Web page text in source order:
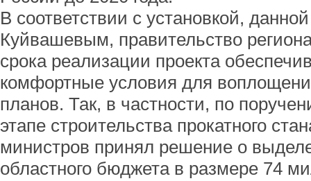
В соответствии с установкой,
Куйвашевым, правительство
срока реализации проекта
комфортные условия для
планов. Так, в частности, по
этапе строительства прокатного
министров принял решение о
областного бюджета в размере 74